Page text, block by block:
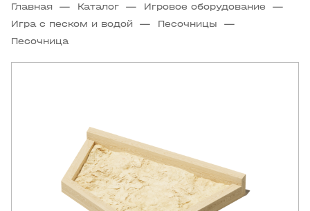
Главная — Каталог — Игровое оборудование —
Игра с песком и водой — Песочницы —
Песочница